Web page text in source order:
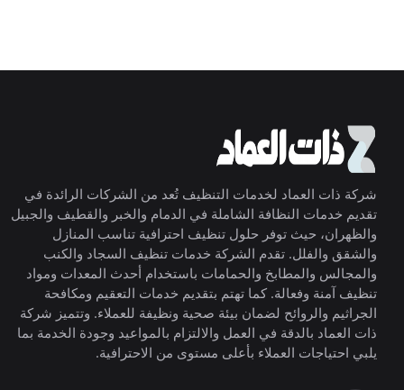
شركة ذات العماد لخدمات التنظيف تُعد من الشركات الرائدة في
تقديم خدمات النظافة الشاملة في الدمام والخبر والقطيف والجبيل
والظهران، حيث توفر حلول تنظيف احترافية تناسب المنازل
والشقق والفلل. تقدم الشركة خدمات تنظيف السجاد والكنب
والمجالس والمطابخ والحمامات باستخدام أحدث المعدات ومواد
تنظيف آمنة وفعالة. كما تهتم بتقديم خدمات التعقيم ومكافحة
الجراثيم والروائح لضمان بيئة صحية ونظيفة للعملاء. وتتميز شركة
ذات العماد بالدقة في العمل والالتزام بالمواعيد وجودة الخدمة بما
يلبي احتياجات العملاء بأعلى مستوى من الاحترافية.